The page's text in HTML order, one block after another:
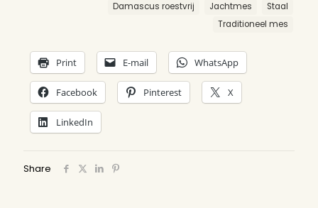
Damascus roestvrij
Jachtmes
Staal
Traditioneel mes
Print E-mail WhatsApp
Facebook Pinterest X
LinkedIn
Share